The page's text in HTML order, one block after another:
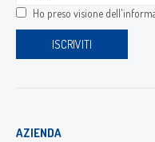
Ho preso visione dell'
AZIENDA